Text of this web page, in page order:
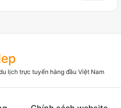
lịch trực tuyến hàng đầu Việt Nam